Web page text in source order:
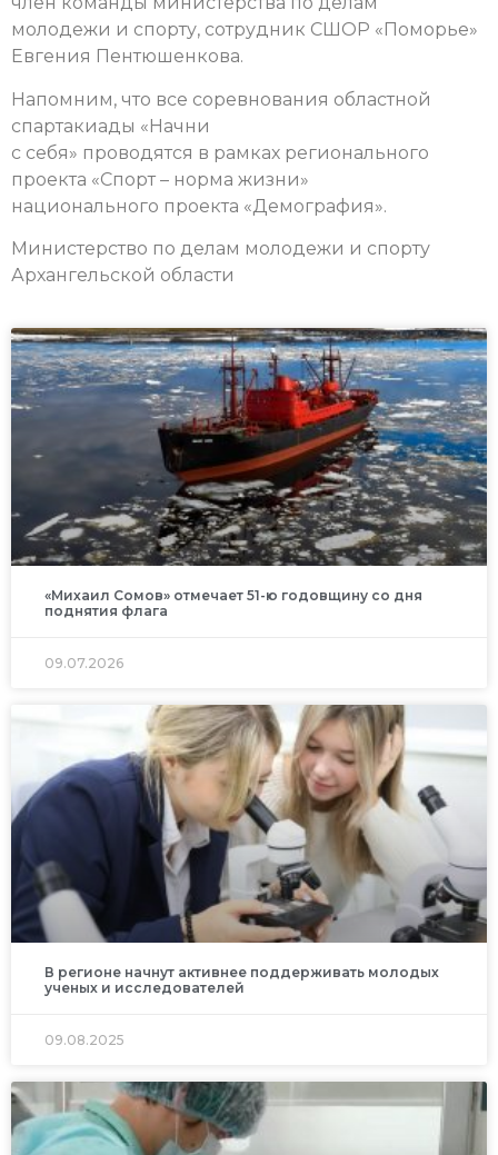
молодежи и спорту, сотрудник СШОР «Поморье»
Евгения Пентюшенкова.
Напомним, что все соревнования областной
спартакиады «Начни
с себя» проводятся в рамках регионального
проекта «Спорт – норма жизни»
национального проекта «Демография».
Министерство по делам молодежи и спорту
Архангельской области
«Михаил Сомов» отмечает 51-ю годовщину со дня
поднятия флага
09.07.2026
В регионе начнут активнее поддерживать молодых
ученых и исследователей
09.08.2025